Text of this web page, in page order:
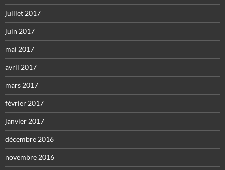
juillet 2017
juin 2017
mai 2017
avril 2017
mars 2017
février 2017
janvier 2017
décembre 2016
novembre 2016